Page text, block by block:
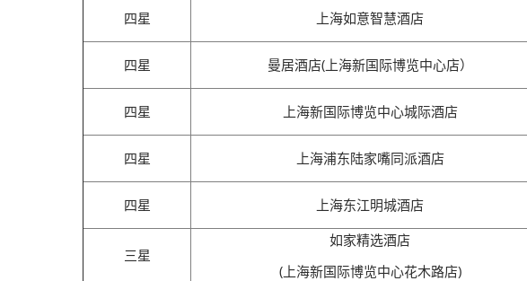
四星
上海如意智慧酒店
四星
曼居酒店(上海新国际博览中心店）
四星
上海新国际博览中心城际酒店
四星
上海浦东陆家嘴同派酒店
四星
上海东江明城酒店
三星
如家精选酒店
(上海新国际博览中心花木路店)